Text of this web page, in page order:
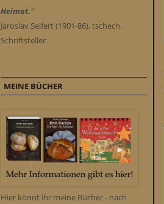
Heimat."
Jaroslav Seifert (1901-86), tschech.
Schriftsteller
MEINE BÜCHER
Hier könnt ihr meine Bücher - nach